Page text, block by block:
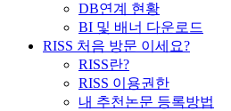
DB연계 현황
BI 및 배너 다운로드
RISS 처음 방문 이세요?
RISS란?
RISS 이용권한
내 추천논문 등록방법